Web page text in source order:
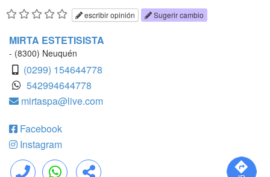
Contactenos
escribir opinión Sugerir cambio
MIRTA ESTETISISTA
- (8300) Neuquén
(0299) 154644778
542994644778
mirtaspa@live.com
Facebook
Instagram